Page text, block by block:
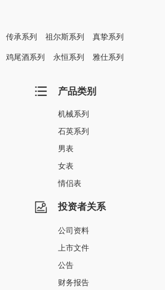
传承系列 祖尔斯系列 真挚系列
鸡尾酒系列 永恒系列 雅仕系列
产品类别
机械系列
石英系列
男表
女表
情侣表
投资者关系
公司资料
上市文件
公告
财务报告